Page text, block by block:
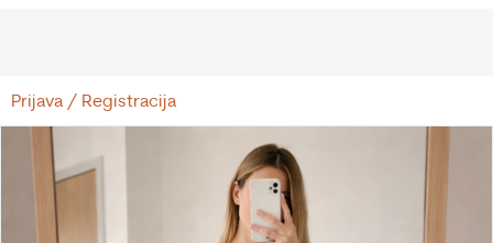
Prijava / Registracija